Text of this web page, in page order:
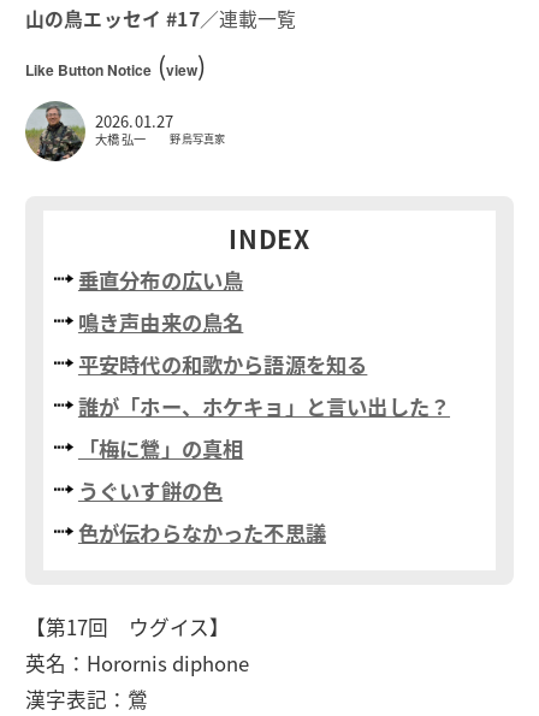
山の鳥エッセイ #17／連載一覧
Like Button Notice(view)
2026.01.27
大橋 弘一 野鳥写真家
INDEX
垂直分布の広い鳥
鳴き声由来の鳥名
平安時代の和歌から語源を知る
誰が「ホー、ホケキョ」と言い出した？
「梅に鶯」の真相
うぐいす餅の色
色が伝わらなかった不思議
【第17回 ウグイス】
英名：Horornis diphone
漢字表記：鶯